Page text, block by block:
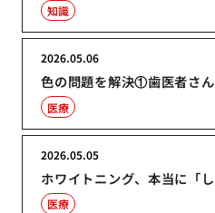
知識
色の問題を解決①歯医者さん
2026.05.06
医療
ホワイトニング、本当に「
2026.05.05
医療